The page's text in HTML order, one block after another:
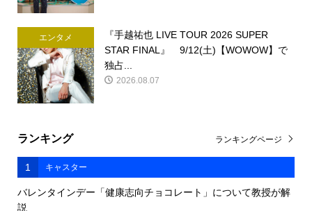
エンタメ
『手越祐也 LIVE TOUR 2026 SUPER
STAR FINAL』 9/12(土)【WOWOW】で
独占...
2026.08.07
ランキング
1 キャスター
バレンタインデー「健康志向チョコレート」について教授が解
説
ランキングページ